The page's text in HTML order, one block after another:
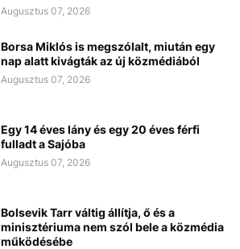
Augusztus 07, 2026
Borsa Miklós is megszólalt, miután egy
nap alatt kivágták az új közmédiából
Augusztus 07, 2026
Egy 14 éves lány és egy 20 éves férfi
fulladt a Sajóba
Augusztus 07, 2026
Bolsevik Tarr váltig állítja, ő és a
minisztériuma nem szól bele a közmédia
működésébe